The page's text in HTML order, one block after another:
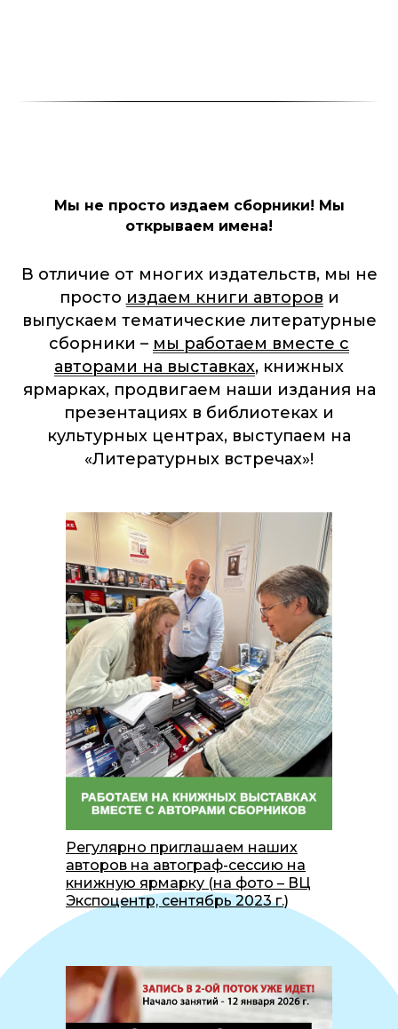
Мы не просто издаем сборники! Мы
открываем имена!
В отличие от многих издательств, мы не
просто издаем книги авторов и
выпускаем тематические литературные
сборники – мы работаем вместе с
авторами на выставках, книжных
ярмарках, продвигаем наши издания на
презентациях в библиотеках и
культурных центрах, выступаем на
«Литературных встречах»!
Регулярно приглашаем наших
авторов на автограф-сессию на
книжную ярмарку (на фото – ВЦ
Экспоцентр, сентябрь 2023 г.)